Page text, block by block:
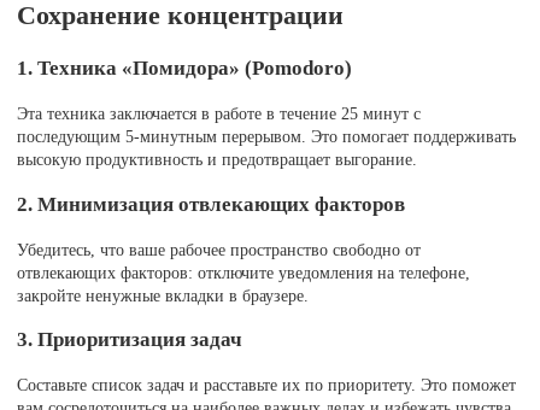
Сохранение концентрации
1. Техника «Помидора» (Pomodoro)
Эта техника заключается в работе в течение 25 минут с
последующим 5-минутным перерывом. Это помогает поддерживать
высокую продуктивность и предотвращает выгорание.
2. Минимизация отвлекающих факторов
Убедитесь, что ваше рабочее пространство свободно от
отвлекающих факторов: отключите уведомления на телефоне,
закройте ненужные вкладки в браузере.
3. Приоритизация задач
Составьте список задач и расставьте их по приоритету. Это поможет